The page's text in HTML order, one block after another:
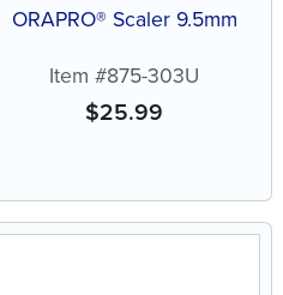
ORAPRO® Scaler 9.5mm
Item #875-303U
$25.99